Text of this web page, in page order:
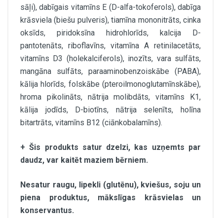
sāļi), dabīgais vitamīns E (D-alfa-tokoferols), dabīga
krāsviela (biešu pulveris), tiamīna mononitrāts, cinka
oksīds, piridoksīna hidrohlorīds, kalcija D-
pantotenāts, riboflavīns, vitamīna A retinilacetāts,
vitamīns D3 (holekalciferols), inozīts, vara sulfāts,
mangāna sulfāts, paraaminobenzoiskābe (PABA),
kālija hlorīds, folskābe (pteroilmonoglutamīnskābe),
hroma pikolināts, nātrija molibdāts, vitamīns K1,
kālija jodīds, D-biotīns, nātrija selenīts, holīna
bitartrāts, vitamīns B12 (ciānkobalamīns).
+ Šis produkts satur dzelzi, kas uzņemts par
daudz, var kaitēt maziem bērniem.
Nesatur raugu, lipekli (glutēnu), kviešus, soju un
piena produktus, mākslīgas krāsvielas un
konservantus.